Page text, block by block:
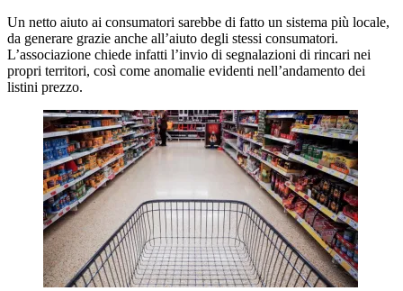
Un netto aiuto ai consumatori sarebbe di fatto un sistema più locale,
da generare grazie anche all’aiuto degli stessi consumatori.
L’associazione chiede infatti l’invio di segnalazioni di rincari nei
propri territori, così come anomalie evidenti nell’andamento dei
listini prezzo.